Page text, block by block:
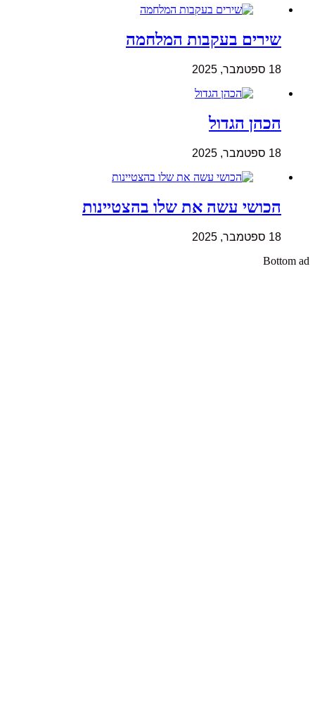
שירים בעקבות המלחמה
18 ספטמבר, 2025
הכהן הגדול
18 ספטמבר, 2025
הכושי עשה את שלו בהצטיינות
18 ספטמבר, 2025
Bottom ad